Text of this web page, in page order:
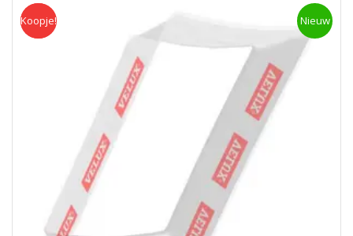
Koopje Nieuw
Koopje!